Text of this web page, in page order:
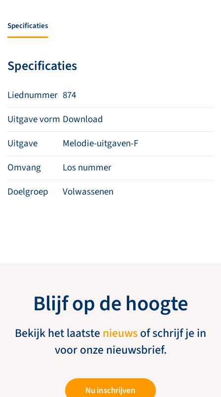
aantal
Specificaties
Specificaties
Liednummer 874
Uitgave vorm Download
Uitgave
Melodie-uitgaven-F
Omvang
Los nummer
Doelgroep
Volwassenen
Blijf op de hoogte
Bekijk het laatste nieuwsof schrijf je in
voor onze nieuwsbrief.
Nu inschrijven